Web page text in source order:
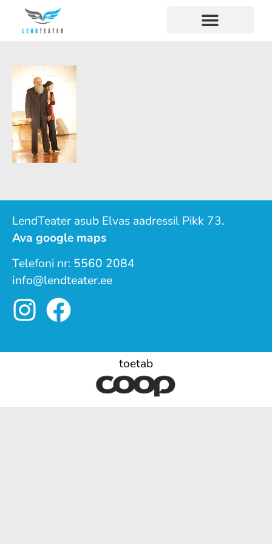
LendTeater asub Elvas aadressil Pikk 73.
Ava google maps
Telefoni nr: 5560 2084
info@lendteater.ee
toetab